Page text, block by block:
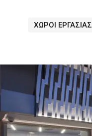
ΧΩΡΟΙ ΕΡΓΑΣΙΑΣ